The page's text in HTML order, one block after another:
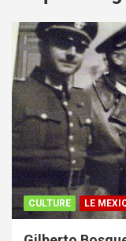
CULTURE LE